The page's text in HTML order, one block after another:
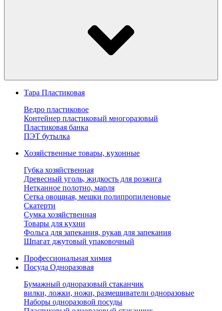
Тара Пластиковая
Ведро пластиковое
Контейнер пластиковый многоразовый
Пластиковая банка
ПЭТ бутылка
Хозяйственные товары, кухонные
Губка хозяйственная
Древесный уголь, жидкость для розжига
Нетканное полотно, марля
Сетка овощная, мешки полипропиленовые
Скатерти
Сумка хозяйственная
Товары для кухни
Фольга для запекания, рукав для запекания
Шпагат джутовый упаковочный
Профессиональная химия
Посуда Одноразовая
Бумажный одноразовый стаканчик
вилки, ложки, ножи, размешиватели одноразовые
Наборы одноразовой посуды